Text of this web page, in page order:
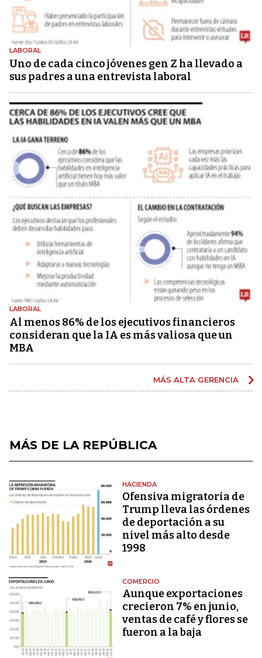
LABORAL
Uno de cada cinco jóvenes gen Z ha llevado a
sus padres a una entrevista laboral
LABORAL
Al menos 86% de los ejecutivos financieros
consideran que la IA es más valiosa que un
MBA
MÁS ALTA GERENCIA
MÁS DE LA REPÚBLICA
HACIENDA
Ofensiva migratoria de
Trump lleva las órdenes
de deportación a su
nivel más alto desde
1998
COMERCIO
Aunque exportaciones
crecieron 7% en junio,
ventas de café y flores se
fueron a la baja